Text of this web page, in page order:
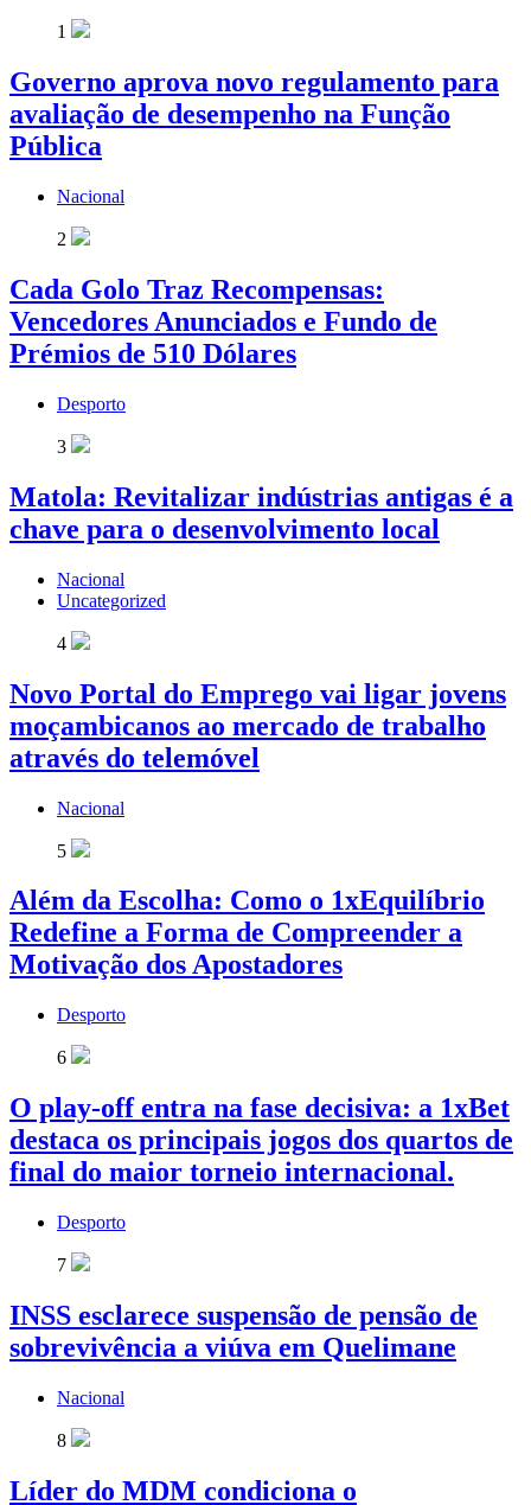
1
Governo aprova novo regulamento para
avaliação de desempenho na Função
Pública
Nacional
2
Cada Golo Traz Recompensas:
Vencedores Anunciados e Fundo de
Prémios de 510 Dólares
Desporto
3
Matola: Revitalizar indústrias antigas é a
chave para o desenvolvimento local
Nacional
Uncategorized
4
Novo Portal do Emprego vai ligar jovens
moçambicanos ao mercado de trabalho
através do telemóvel
Nacional
5
Além da Escolha: Como o 1xEquilíbrio
Redefine a Forma de Compreender a
Motivação dos Apostadores
Desporto
6
O play-off entra na fase decisiva: a 1xBet
destaca os principais jogos dos quartos de
final do maior torneio internacional.
Desporto
7
INSS esclarece suspensão de pensão de
sobrevivência a viúva em Quelimane
Nacional
8
Líder do MDM condiciona o